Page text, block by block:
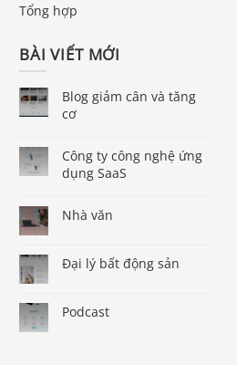
Tổng hợp
BÀI VIẾT MỚI
Blog giảm cân và tăng
cơ
Công ty công nghệ ứng
dụng SaaS
Nhà văn
Đại lý bất động sản
Podcast